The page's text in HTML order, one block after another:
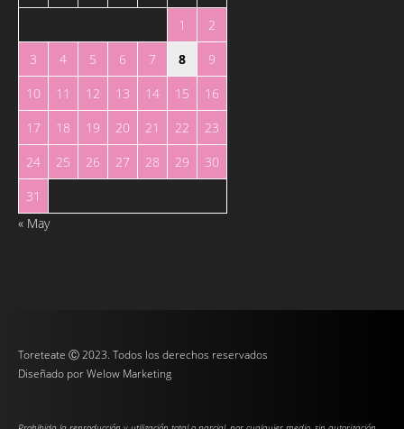
1
2
3
4 5 6 7 8
9
10
11 12 13 14 15
16
17
18 19 20 21 22
23
24
25 26 27 28 29
30
31
« May
Toreteate Ⓒ 2023. Todos los derechos reservados
Diseñado porWelow Marketing